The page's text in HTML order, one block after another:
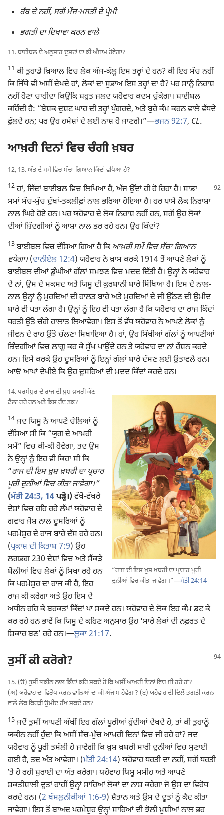
ਰੱਬ ਦੇ ਨਹੀਂ, ਸਗੋਂ ਮੌਜ-ਮਸਤੀ ਦੇ ਪ੍ਰੇਮੀ
ਭਗਤੀ ਦਾ ਦਿਖਾਵਾ ਕਰਨ ਵਾਲੇ
11. ਬਾਈਬਲ ਦੇ ਅਨੁਸਾਰ ਦੁਸ਼ਟਾਂ ਦਾ ਕੀ ਅੰਜਾਮ ਹੋਵੇਗਾ?
11 ਕੀ ਤੁਹਾਡੇ ਖ਼ਿਆਲ ਵਿਚ ਲੋਕ ਅੱਜ-ਕੱਲ੍ਹ ਇਸ ਤਰ੍ਹਾਂ ਦੇ ਹਨ? ਕੀ ਇਹ ਸੱਚ ਨਹੀਂ
ਕਿ ਜਿੱਥੇ ਵੀ ਅਸੀਂ ਦੇਖਦੇ ਹਾਂ, ਲੋਕਾਂ ਦਾ ਸੁਭਾਅ ਇਸ ਤਰ੍ਹਾਂ ਦਾ ਹੈ? ਪਰ ਸਾਨੂੰ ਨਿਰਾਸ਼
ਨਹੀਂ ਹੋਣਾ ਚਾਹੀਦਾ ਕਿਉਂਕਿ ਬਹੁਤ ਜਲਦ ਯਹੋਵਾਹ ਕਦਮ ਚੁੱਕੇਗਾ। ਬਾਈਬਲ
ਕਹਿੰਦੀ ਹੈ: “ਬੇਸ਼ਕ ਦੁਸ਼ਟ ਘਾਹ ਦੀ ਤਰ੍ਹਾਂ ਪੁੰਗਰਦੇ, ਅਤੇ ਬੁਰੇ ਕੰਮ ਕਰਨ ਵਾਲੇ ਵੱਧਦੇ
ਫੁੱਲਦੇ ਹਨ; ਪਰ ਉਹ ਹਮੇਸ਼ਾਂ ਦੇ ਲਈ ਨਾਸ਼ ਹੋ ਜਾਣਗੇ।”​—ਭਜਨ 92:7, CL.
ਆਖ਼ਰੀ ਦਿਨਾਂ ਵਿਚ ਚੰਗੀ ਖ਼ਬਰ
12, 13. ਅੰਤ ਦੇ ਸਮੇਂ ਵਿਚ ਸੱਚਾ ਗਿਆਨ ਕਿੱਦਾਂ ਵਧਿਆ ਹੈ?
12ਹਾਂ, ਜਿੱਦਾਂ ਬਾਈਬਲ ਵਿਚ ਲਿਖਿਆ ਹੈ,ਅੱਜ ਉੱਦਾਂ ਹੀ ਹੋ ਰਿਹਾ ਹੈ। ਸਾਡਾ
ਸਮਾਂ ਸੱਚ-ਮੁੱਚ ਦੁੱਖਾਂ-ਤਕਲੀਫ਼ਾਂ ਨਾਲ ਭਰਿਆ ਹੋਇਆ ਹੈ। ਹਰ ਪਾਸੇ ਲੋਕ ਨਿਰਾਸ਼ਾ
ਨਾਲ ਘਿਰੇ ਹੋਏ ਹਨ। ਪਰ ਯਹੋਵਾਹ ਦੇ ਲੋਕ ਨਿਰਾਸ਼ ਨਹੀਂ ਹਨ, ਸਗੋਂ ਉਹ ਲੋਕਾਂ
ਦੀਆਂ ਜ਼ਿੰਦਗੀਆਂ ਨੂੰ ਆਸ਼ਾ ਨਾਲ ਭਰ ਰਹੇ ਹਨ। ਉਹ ਕਿੱਦਾਂ?
13ਬਾਈਬਲ ਵਿਚ ਦੱਸਿਆ ਗਿਆ ਹੈ ਕਿ ਆਖ਼ਰੀ ਸਮੇਂ ਵਿਚ ਸੱਚਾ ਗਿਆਨ
ਵਧੇਗਾ।(ਦਾਨੀਏਲ 12:4) ਯਹੋਵਾਹ ਨੇ ਖ਼ਾਸ ਕਰਕੇ 1914 ਤੋਂ ਆਪਣੇ ਲੋਕਾਂ ਨੂੰ
ਬਾਈਬਲ ਦੀਆਂ ਡੂੰਘੀਆਂ ਗੱਲਾਂ ਸਮਝਣ ਵਿਚ ਮਦਦ ਦਿੱਤੀ ਹੈ। ਉਨ੍ਹਾਂ ਨੇ ਯਹੋਵਾਹ
ਦੇ ਨਾਂ, ਉਸ ਦੇ ਮਕਸਦ ਅਤੇ ਯਿਸੂ ਦੀ ਕੁਰਬਾਨੀ ਬਾਰੇ ਸਿੱਖਿਆ ਹੈ। ਇਸ ਦੇ ਨਾਲ-
ਨਾਲ ਉਨ੍ਹਾਂ ਨੂੰ ਮੁਰਦਿਆਂ ਦੀ ਹਾਲਤ ਬਾਰੇ ਅਤੇ ਮੁਰਦਿਆਂ ਦੇ ਜੀ ਉੱਠਣ ਦੀ ਉਮੀਦ
ਬਾਰੇ ਵੀ ਪਤਾ ਲੱਗਾ ਹੈ। ਉਨ੍ਹਾਂ ਨੂੰ ਇਹ ਵੀ ਪਤਾ ਲੱਗਾ ਹੈ ਕਿ ਯਹੋਵਾਹ ਦਾ ਰਾਜ ਕਿੱਦਾਂ
ਧਰਤੀ ਉੱਤੇ ਚੰਗੇ ਹਾਲਾਤ ਲਿਆਵੇਗਾ। ਇਸ ਤੋਂ ਵੱਧ ਯਹੋਵਾਹ ਨੇ ਆਪਣੇ ਲੋਕਾਂ ਨੂੰ
ਜੀਵਨ ਦੇ ਰਾਹ ਉੱਤੇ ਚੱਲਣਾ ਸਿਖਾਇਆ ਹੈ। ਹਾਂ, ਉਹ ਸਿੱਖੀਆਂ ਗੱਲਾਂ ਨੂੰ ਆਪਣੀਆਂ
ਜ਼ਿੰਦਗੀਆਂ ਵਿਚ ਲਾਗੂ ਕਰ ਕੇ ਸੁੱਖ ਪਾਉਂਦੇ ਹਨ ਤੇ ਯਹੋਵਾਹ ਦਾ ਨਾਂ ਰੌਸ਼ਨ ਕਰਦੇ
ਹਨ। ਇਸੇ ਕਰਕੇ ਉਹ ਦੂਸਰਿਆਂ ਨੂੰ ਇਨ੍ਹਾਂ ਗੱਲਾਂ ਬਾਰੇ ਦੱਸਣ ਲਈ ਉਤਾਵਲੇ ਹਨ।
ਆਓ ਆਪਾਂ ਦੇਖੀਏ ਕਿ ਉਹ ਦੂਸਰਿਆਂ ਦੀ ਮਦਦ ਕਿੱਦਾਂ ਕਰਦੇ ਹਨ।
“ਰਾਜ ਦੀ ਇਸ ਖ਼ੁਸ਼ ਖ਼ਬਰੀ ਦਾ ਪ੍ਰਚਾਰ ਪੂਰੀ
ਦੁਨੀਆਂ ਵਿਚ ਕੀਤਾ ਜਾਵੇਗਾ।”​—ਮੱਤੀ 24:14
14. ਪਰਮੇਸ਼ੁਰ ਦੇ ਰਾਜ ਦੀ ਖ਼ੁਸ਼ ਖ਼ਬਰੀ ਕੌਣ
ਫੈਲਾ ਰਹੇ ਹਨ ਅਤੇ ਕਿਸ ਹੱਦ ਤਕ?
14ਜਦ ਯਿਸੂ ਨੇ ਆਪਣੇ ਚੇਲਿਆਂ ਨੂੰ
ਦੱਸਿਆ ਸੀ ਕਿ “ਯੁਗ ਦੇ ਆਖ਼ਰੀ
ਸਮੇਂ” ਵਿਚ ਕੀ-ਕੀ ਹੋਵੇਗਾ, ਤਦ ਉਸ
ਨੇ ਉਨ੍ਹਾਂ ਨੂੰ ਇਹ ਵੀ ਕਿਹਾ ਸੀ ਕਿ
“ਰਾਜ ਦੀ ਇਸ ਖ਼ੁਸ਼ ਖ਼ਬਰੀ ਦਾ ਪ੍ਰਚਾਰ
ਪੂਰੀ ਦੁਨੀਆਂ ਵਿਚ ਕੀਤਾ ਜਾਵੇਗਾ।”
(ਮੱਤੀ 24:3, 14ਪੜ੍ਹੋ।)ਵੱਖੋ-ਵੱਖਰੇ
ਦੇਸ਼ਾਂ ਵਿਚ ਰਹਿ ਰਹੇ ਲੱਖਾਂ ਯਹੋਵਾਹ ਦੇ
ਗਵਾਹ ਜੋਸ਼ ਨਾਲ ਦੂਸਰਿਆਂ ਨੂੰ
ਪਰਮੇਸ਼ੁਰ ਦੇ ਰਾਜ ਬਾਰੇ ਦੱਸ ਰਹੇ ਹਨ।
(ਪ੍ਰਕਾਸ਼ ਦੀ ਕਿਤਾਬ 7:9) ਉਹ
ਲਗਭਗ 230 ਦੇਸ਼ਾਂ ਵਿਚ ਅਤੇ ਸੈਂਕੜੇ
ਬੋਲੀਆਂ ਵਿਚ ਲੋਕਾਂ ਨੂੰ ਸਿਖਾ ਰਹੇ ਹਨ
ਕਿ ਪਰਮੇਸ਼ੁਰ ਦਾ ਰਾਜ ਕੀ ਹੈ, ਇਹ
ਰਾਜ ਕੀ ਕਰੇਗਾ ਅਤੇ ਉਹ ਇਸ ਦੇ
ਅਧੀਨ ਰਹਿ ਕੇ ਬਰਕਤਾਂ ਕਿੱਦਾਂ ਪਾ ਸਕਦੇ ਹਨ। ਯਹੋਵਾਹ ਦੇ ਲੋਕ ਇਹ ਕੰਮ ਡਟ ਕੇ
ਕਰ ਰਹੇ ਹਨ ਭਾਵੇਂ ਕਿ ਯਿਸੂ ਦੇ ਕਹਿਣ ਅਨੁਸਾਰ ਉਹ ‘ਸਾਰੇ ਲੋਕਾਂ ਦੀ ਨਫ਼ਰਤ ਦੇ
ਸ਼ਿਕਾਰ ਬਣ’ ਰਹੇ ਹਨ।​—ਲੂਕਾ 21:17.
ਤੁਸੀਂ ਕੀ ਕਰੋਗੇ?
15. (ੳ) ਤੁਸੀਂ ਯਕੀਨ ਨਾਲ ਕਿੱਦਾਂ ਕਹਿ ਸਕਦੇ ਹੋ ਕਿ ਅਸੀਂ ਆਖ਼ਰੀ ਦਿਨਾਂ ਵਿਚ ਜੀ ਰਹੇ ਹਾਂ?
(ਅ) ਯਹੋਵਾਹ ਦਾ ਵਿਰੋਧ ਕਰਨ ਵਾਲਿਆਂ ਦਾ ਕੀ ਅੰਜਾਮ ਹੋਵੇਗਾ? (ੲ) ਯਹੋਵਾਹ ਦੀ ਦਿਲੋਂ ਭਗਤੀ ਕਰਨ
ਵਾਲੇ ਲੋਕ ਕਿਹੜੀ ਉਮੀਦ ਰੱਖ ਸਕਦੇ ਹਨ?
15ਜਦੋਂ ਤੁਸੀਂ ਆਪਣੀ ਅੱਖੀਂ ਇਹ ਗੱਲਾਂ ਪੂਰੀਆਂ ਹੁੰਦੀਆਂ ਦੇਖਦੇ ਹੋ, ਤਾਂ ਕੀ ਤੁਹਾਨੂੰ
ਯਕੀਨ ਨਹੀਂ ਹੁੰਦਾ ਕਿ ਅਸੀਂ ਸੱਚ-ਮੁੱਚ ਆਖ਼ਰੀ ਦਿਨਾਂ ਵਿਚ ਜੀ ਰਹੇ ਹਾਂ? ਜਦ
ਯਹੋਵਾਹ ਨੂੰ ਪੂਰੀ ਤਸੱਲੀ ਹੋ ਜਾਵੇਗੀ ਕਿ ਖ਼ੁਸ਼ ਖ਼ਬਰੀ ਸਾਰੀ ਦੁਨੀਆਂ ਵਿਚ ਸੁਣਾਈ
ਗਈ ਹੈ, ਤਦ ਅੰਤ ਆਵੇਗਾ। (ਮੱਤੀ 24:14) ਯਹੋਵਾਹ ਧਰਤੀ ਦਾ ਨਹੀਂ, ਸਗੋਂ ਧਰਤੀ
ʼਤੇ ਹੋ ਰਹੀ ਬੁਰਾਈ ਦਾ ਅੰਤ ਕਰੇਗਾ। ਯਹੋਵਾਹ ਯਿਸੂ ਮਸੀਹ ਅਤੇ ਆਪਣੇ
ਸ਼ਕਤੀਸ਼ਾਲੀ ਦੂਤਾਂ ਰਾਹੀਂ ਉਨ੍ਹਾਂ ਸਾਰਿਆਂ ਲੋਕਾਂ ਦਾ ਨਾਸ਼ ਕਰੇਗਾ ਜੋ ਉਸ ਦਾ ਵਿਰੋਧ
ਕਰਦੇ ਹਨ। (2 ਥੱਸਲੁਨੀਕੀਆਂ 1:6-9) ਸ਼ੈਤਾਨ ਅਤੇ ਉਸ ਦੇ ਦੂਤਾਂ ਨੂੰ ਕੈਦ ਕੀਤਾ
ਜਾਵੇਗਾ। ਇਸ ਤੋਂ ਬਾਅਦ ਪਰਮੇਸ਼ੁਰ ਉਨ੍ਹਾਂ ਸਾਰਿਆਂ ਦੀ ਝੋਲੀ ਖ਼ੁਸ਼ੀਆਂ ਨਾਲ ਭਰ